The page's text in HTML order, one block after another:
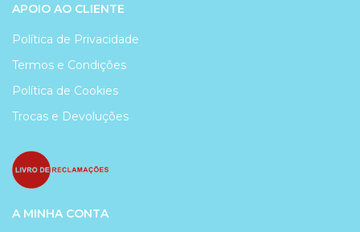
APOIO AO CLIENTE
Política de Privacidade
Termos e Condições
Política de Cookies
Trocas e Devoluções
A MINHA CONTA